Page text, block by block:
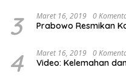
3 Maret 16, 2019 0
Prabowo Resmikan
4 Maret 16, 2019 0
Video: Kelemahan